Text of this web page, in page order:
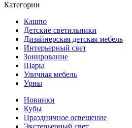
Категории
Кашпо
Детские светильники
Дизайнерская детская мебель
Интерьерный свет
Зонирование
Шары
Уличная мебель
Урны
Новинки
Кубы
Праздничное освещение
Экстерьерный свет